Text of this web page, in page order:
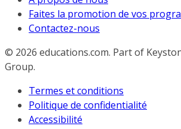
Faites la promotion de vos
Contactez-nous
© 2026 educations.com. Part of
Group.
Termes et conditions
Politique de confidentialité
Accessibilité